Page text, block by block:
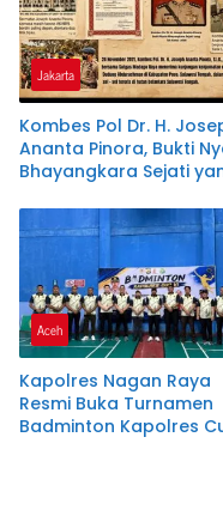
Jakarta
Kombes Pol Dr. H.
Ananta Pinora, Bukti
Bhayangkara Sejati
Aceh
Kapolres Nagan Raya
Resmi Buka Turnamen
Badminton Kapolres